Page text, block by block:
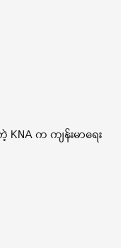
KNA က ကျန်းမာရေး